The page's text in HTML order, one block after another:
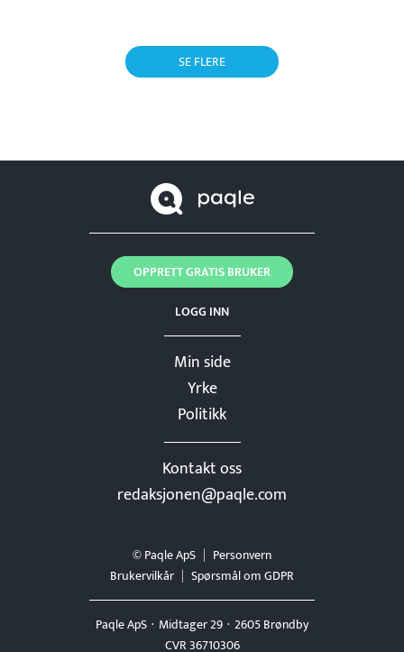
SE FLERE
Min side
Yrke
Politikk
Kontakt oss
redaksjonen@paqle.com
LOGG INN
OPPRETT GRATIS BRUKER
Paqle ApS Midtager 29 2605 Brøndby
CVR 36710306
© Paqle ApS
Personvern
Brukervilkår
Spørsmål om GDPR